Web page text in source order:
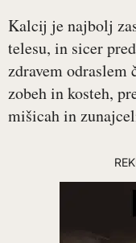
Kalcij je najbolj
telesu, in sicer
zdravem odraslem
zobeh in kosteh,
mišicah in